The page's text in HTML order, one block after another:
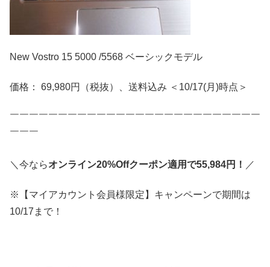
New Vostro 15 5000 /5568 ベーシックモデル
価格： 69,980円（税抜）、送料込み ＜10/17(月)時点＞
￣￣￣￣￣￣￣￣￣￣￣￣￣￣￣￣￣￣￣￣￣￣￣￣￣￣
￣￣￣
＼今ならオンライン20%Offクーポン適用で55,984円！ ／
※【マイアカウント会員様限定】キャンペーンで期間は
10/17まで！